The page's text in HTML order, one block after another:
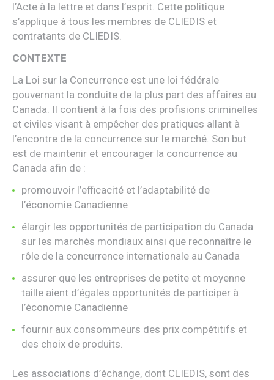
l’Acte à la lettre et dans l’esprit. Cette politique
s’applique à tous les membres de CLIEDIS et
contratants de CLIEDIS.
CONTEXTE
La Loi sur la Concurrence est une loi fédérale
gouvernant la conduite de la plus part des affaires au
Canada. Il contient à la fois des profisions criminelles
et civiles visant à empêcher des pratiques allant à
l’encontre de la concurrence sur le marché. Son but
est de maintenir et encourager la concurrence au
Canada afin de :
promouvoir l’efficacité et l’adaptabilité de
l’économie Canadienne
élargir les opportunités de participation du Canada
sur les marchés mondiaux ainsi que reconnaître le
rôle de la concurrence internationale au Canada
assurer que les entreprises de petite et moyenne
taille aient d’égales opportunités de participer à
l’économie Canadienne
fournir aux consommeurs des prix compétitifs et
des choix de produits.
Les associations d’échange, dont CLIEDIS, sont des